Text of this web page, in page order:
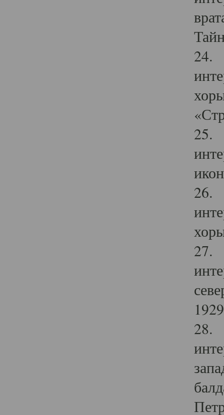
24.
25.
26.
27.
28.